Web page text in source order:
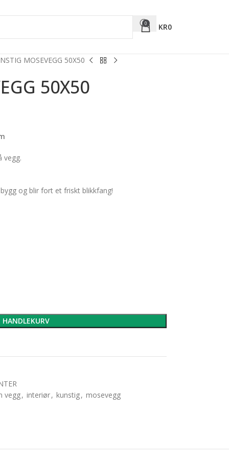
0 KR0
MOSEVEGG 50X50
50X50
vegg.
og blir fort et friskt blikkfang!
HANDLEKURV
vegg, interiør, kunstig, mosevegg